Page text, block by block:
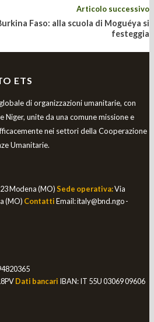
Articolo successivo
Faso: alla scuola di Moguéya si
festeggia
ETS
di organizzazioni umanitarie, con
Niger, unite da una comune missione e
nei settori della Cooperazione
Umanitarie.
Modena (MO)Sede operativa:Via
(MO) ContattiEmail:italy@bnd.ngo -
Dati bancari IBAN: IT 55U 03069 09606